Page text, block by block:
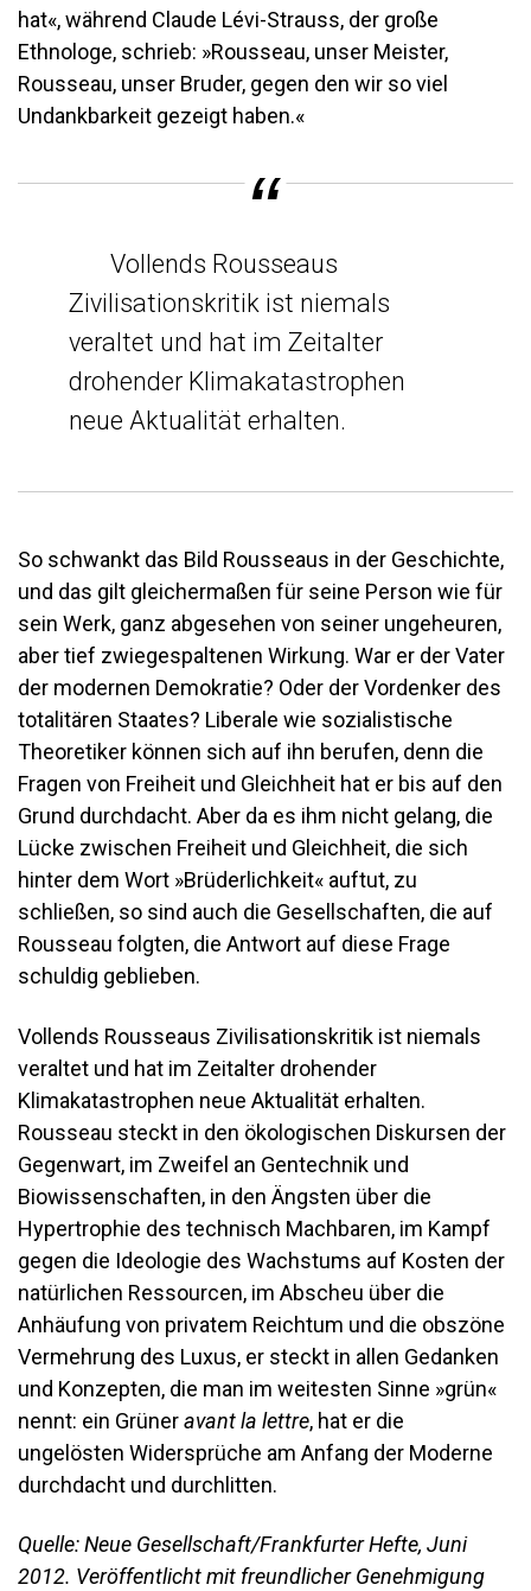
hat«, während Claude Lévi-Strauss, der große
Ethnologe, schrieb: »Rousseau, unser Meister,
Rousseau, unser Bruder, gegen den wir so viel
Undankbarkeit gezeigt haben.«
Vollends Rousseaus
Zivilisationskritik ist niemals
veraltet und hat im Zeitalter
drohender Klimakatastrophen
neue Aktualität erhalten.
So schwankt das Bild Rousseaus in der Geschichte,
und das gilt gleichermaßen für seine Person wie für
sein Werk, ganz abgesehen von seiner ungeheuren,
aber tief zwiegespaltenen Wirkung. War er der Vater
der modernen Demokratie? Oder der Vordenker des
totalitären Staates? Liberale wie sozialistische
Theoretiker können sich auf ihn berufen, denn die
Fragen von Freiheit und Gleichheit hat er bis auf den
Grund durchdacht. Aber da es ihm nicht gelang, die
Lücke zwischen Freiheit und Gleichheit, die sich
hinter dem Wort »Brüderlichkeit« auftut, zu
schließen, so sind auch die Gesellschaften, die auf
Rousseau folgten, die Antwort auf diese Frage
schuldig geblieben.
Vollends Rousseaus Zivilisationskritik ist niemals
veraltet und hat im Zeitalter drohender
Klimakatastrophen neue Aktualität erhalten.
Rousseau steckt in den ökologischen Diskursen der
Gegenwart, im Zweifel an Gentechnik und
Biowissenschaften, in den Ängsten über die
Hypertrophie des technisch Machbaren, im Kampf
gegen die Ideologie des Wachstums auf Kosten der
natürlichen Ressourcen, im Abscheu über die
Anhäufung von privatem Reichtum und die obszöne
Vermehrung des Luxus, er steckt in allen Gedanken
und Konzepten, die man im weitesten Sinne »grün«
nennt: ein Grüneravant la lettre, hat er die
ungelösten Widersprüche am Anfang der Moderne
durchdacht und durchlitten.
Quelle: Neue Gesellschaft/Frankfurter Hefte, Juni
2012. Veröffentlicht mit freundlicher Genehmigung